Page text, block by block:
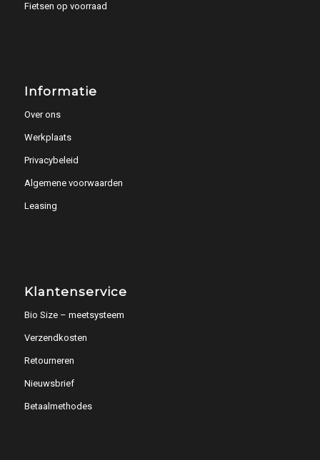
Fietsen op voorraad
Informatie
Over ons
Werkplaats
Privacybeleid
Algemene voorwaarden
Leasing
Klantenservice
Bio Size – meetsysteem
Verzendkosten
Retourneren
Nieuwsbrief
Betaalmethodes